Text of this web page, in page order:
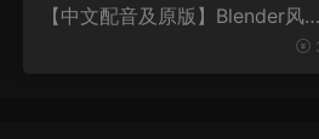
【中文配音及原版】Blender风格